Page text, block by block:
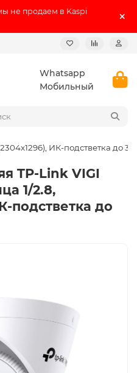
не продаем в Kaspi
Whatsapp
Мобильный
ИК-подстветка до
TP-Link VIGI
1/2.8,
подстветка до